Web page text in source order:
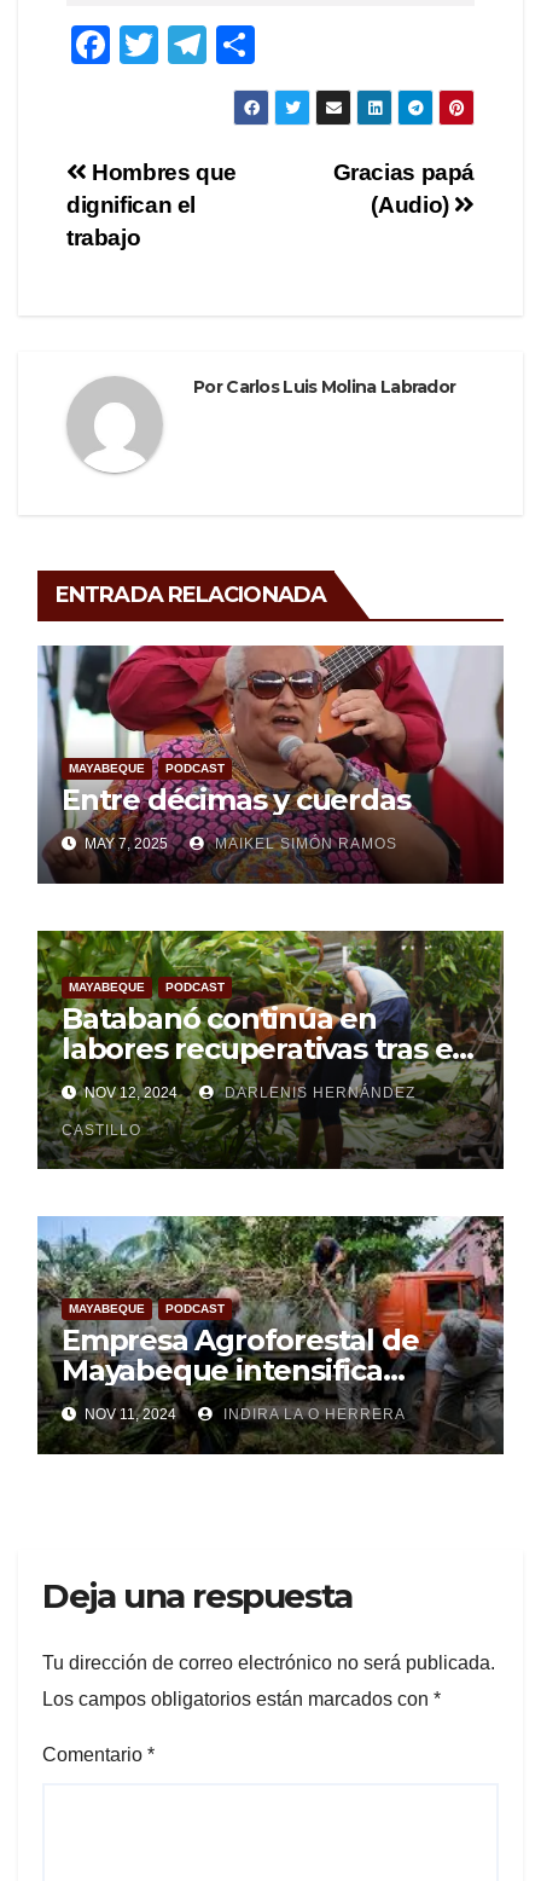
F
e
b
o
T
er
T
el
gr
a
o
m
Navegación
de
Gracias papá
(Audio)
Hombres que
dignifican el
trabajo
PorCarlos Luis Molina Labrador
ENTRADA RELACIONADA
MAYABEQUE PODCAST
Entre décimas y cuerdas
MAY 7, 2025 MAIKEL SIMÓN RAMOS
MAYABEQUE PODCAST
Batabanó continúa en
labores recuperativas tras el
paso del huracán Rafael (+
Audio)
NOV 12, 2024 DARLENIS HERNÁNDEZ
CASTILLO
MAYABEQUE PODCAST
Empresa Agroforestal de
Mayabeque intensifica
labores de recuperación
(+Audio)
NOV 11, 2024 INDIRA LA O HERRERA
Deja una respuesta
Tu dirección de correo electrónico no será publicada.
Los campos obligatorios están marcados con *
Comentario *